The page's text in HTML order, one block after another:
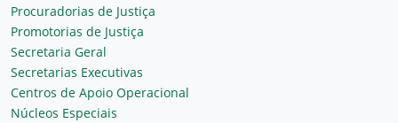
Procuradorias de Justiça
Promotorias de Justiça
Secretaria Geral
Secretarias Executivas
Centros de Apoio Operacional
Núcleos Especiais